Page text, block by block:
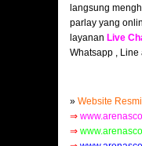
langsung
parlay yang
layanan Live
Whatsapp , Line
» Website
⇒
⇒